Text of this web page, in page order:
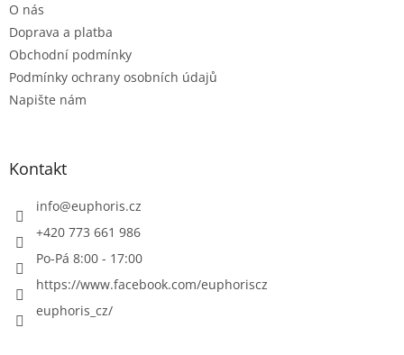
O nás
Doprava a platba
Obchodní podmínky
Podmínky ochrany osobních údajů
Napište nám
Kontakt
info@euphoris.cz
+420 773 661 986
Po-Pá 8:00 - 17:00
https://www.facebook.com/euphoriscz
euphoris_cz/